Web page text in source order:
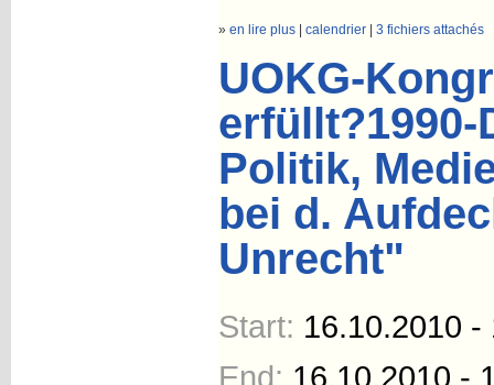
» en lire plus| calendrier| 3 fichiers attachés
UOKG-
erfüllt?1990-
Politik,
bei d.
Unrecht"
Start: 16.10.2010 -
End: 16.10.2010 -